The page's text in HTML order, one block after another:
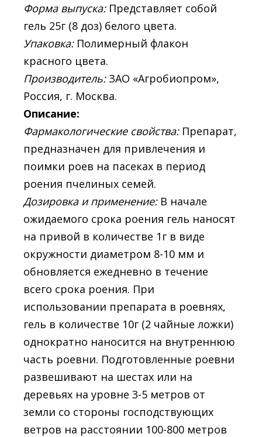
Форма выпуска: Представляет собой
гель 25г (8 доз) белого цвета.
Упаковка: Полимерный флакон
красного цвета.
Производитель:ЗАО «Агробиопром»,
Россия, г. Москва.
Описание:
Фармакологические свойства: Препарат,
предназначен для привлечения и
поимки роев на пасеках в период
роения пчелиных семей.
Дозировка и применение:В начале
ожидаемого срока роения гель наносят
на привой в количестве 1г в виде
окружности диаметром 8-10 мм и
обновляется ежедневно в течение
всего срока роения. При
использовании препарата в роевнях,
гель в количестве 10г (2 чайные ложки)
однократно наносится на внутреннюю
часть роевни. Подготовленные роевни
развешивают на шестах или на
деревьях на уровне 3-5 метров от
земли со стороны господствующих
ветров на расстоянии 100-800 метров